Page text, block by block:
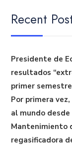
Recent
Presidente de
resultados
primer
Por primera
al mundo
Mantenimiento
regasificadora